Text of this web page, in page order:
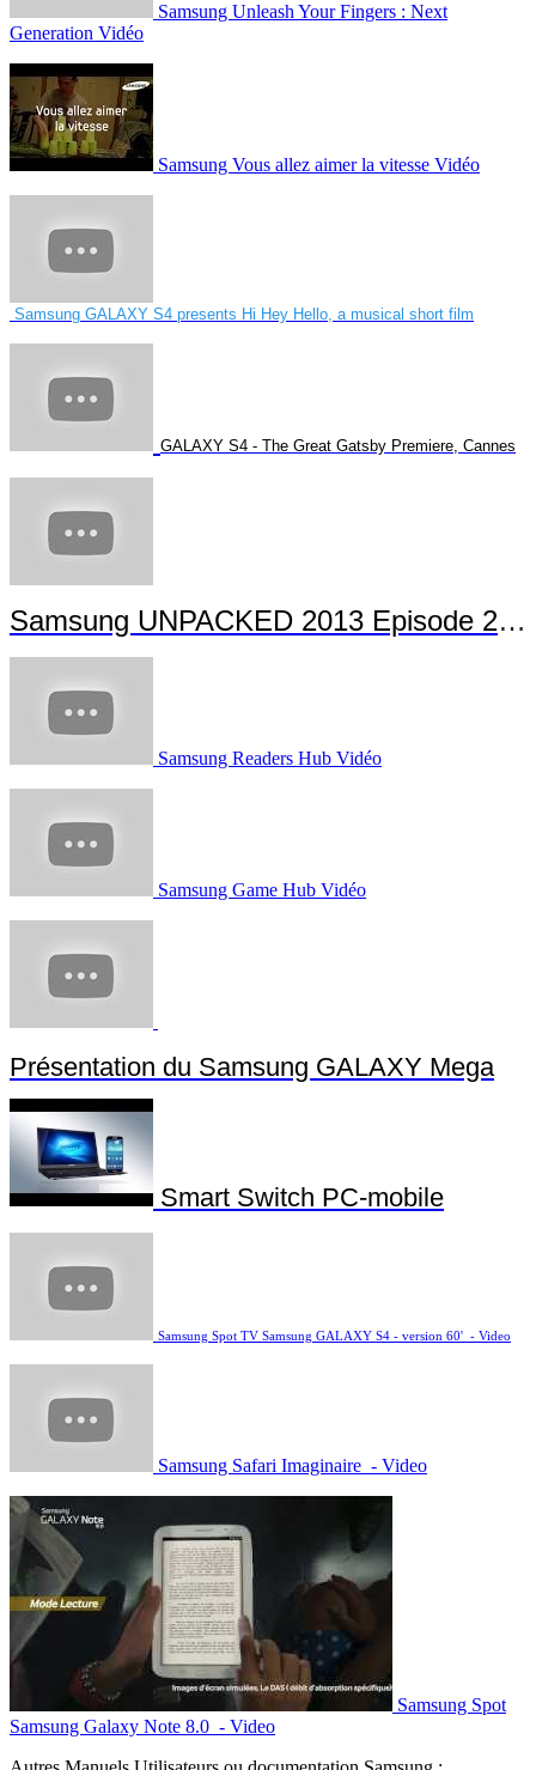
Samsung Unleash Your Fingers : Next
Generation Vidéo
Samsung Vous allez aimer la vitesse Vidéo
Samsung GALAXY S4 presents Hi Hey Hello, a musical short film
GALAXY S4 - The Great Gatsby Premiere, Cannes
Samsung UNPACKED 2013 Episode 2 Highlights
Samsung Readers Hub Vidéo
Samsung Game Hub Vidéo
Présentation du Samsung GALAXY Mega
Smart Switch PC-mobile
Samsung Spot TV Samsung GALAXY S4 - version 60' - Video
Samsung Safari Imaginaire - Video
Samsung Spot
Samsung Galaxy Note 8.0 - Video